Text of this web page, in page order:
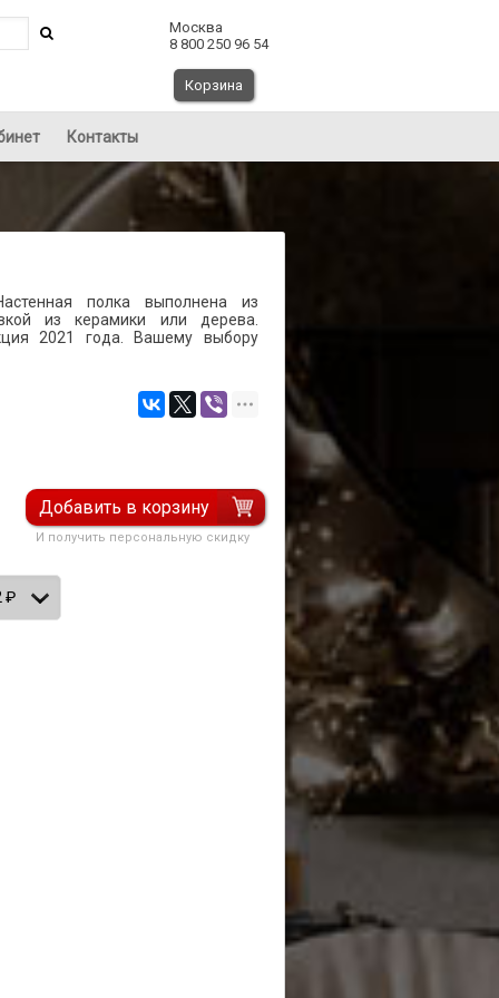
Москва
8 800 250 96 54
Корзина
Контакты
полка выполнена из
из керамики или дерева.
2021 года. Вашему выбору
Добавить в корзину
И получить персональную скидку